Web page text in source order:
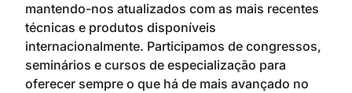
mantendo-nos atualizados com as mais recentes
técnicas e produtos disponíveis
internacionalmente. Participamos de congressos,
seminários e cursos de especialização para
oferecer sempre o que há de mais avançado no